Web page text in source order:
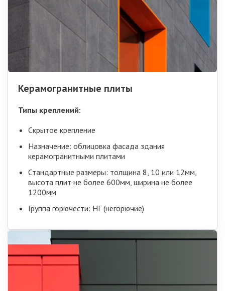
Керамогранитные плиты
Типы креплений:
Скрытое крепление
Назначение: облицовка фасада здания
керамогранитными плитами
Стандартные размеры: толщина 8, 10 или 12мм,
высота плит не более 600мм, ширина не более
1200мм
Группа горючести: НГ (негорючие)